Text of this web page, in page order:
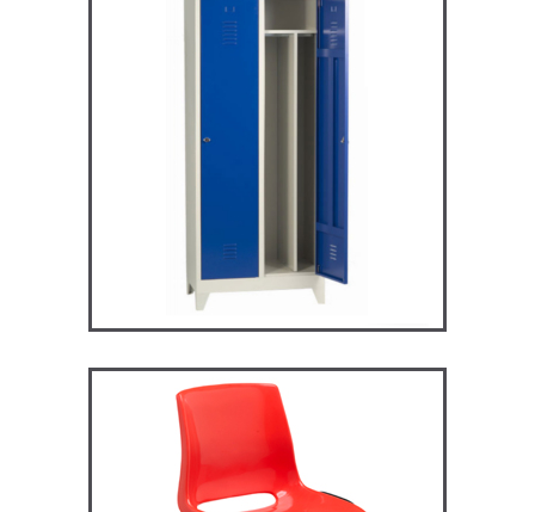
ARV2S – Vestiaire industrie
salissante
ST119 – Rick – Chaise
Primaire, collège et
secondaire